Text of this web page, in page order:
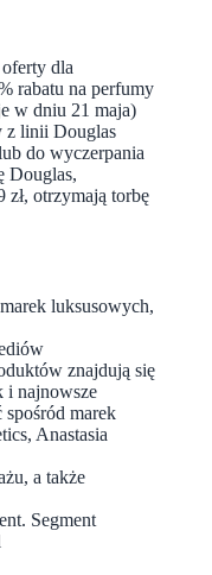
dla
rabatu na perfumy
w dniu 21 maja)
z linii Douglas
do wyczerpania
Douglas,
otrzymają torbę
luksusowych,
znajdują się
i najnowsze
marek
Anastasia
a także
Segment